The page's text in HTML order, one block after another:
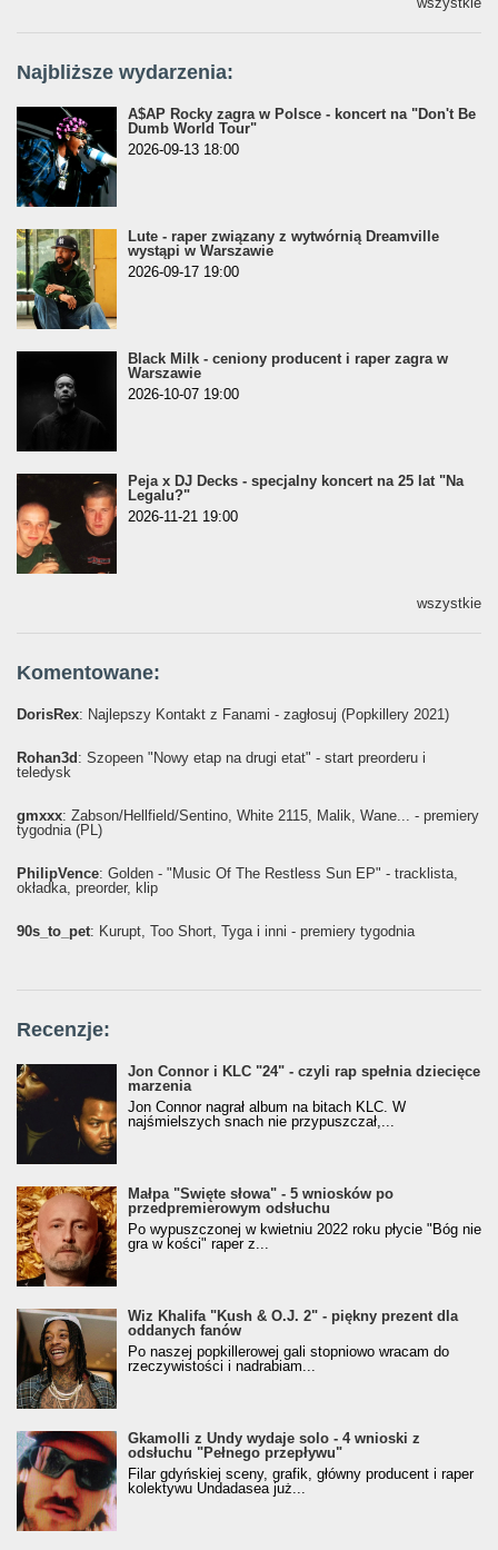
Najbliższe wydarzenia:
A$AP Rocky zagra w Polsce - koncert na "Don't Be
Dumb World Tour"
2026-09-13 18:00
Lute - raper związany z wytwórnią Dreamville
wystąpi w Warszawie
2026-09-17 19:00
Black Milk - ceniony producent i raper zagra w
Warszawie
2026-10-07 19:00
Peja x DJ Decks - specjalny koncert na 25 lat "Na
Legalu?"
2026-11-21 19:00
wszystkie
Komentowane:
DorisRex: Najlepszy Kontakt z Fanami - zagłosuj (Popkillery 2021)
Rohan3d: Szopeen "Nowy etap na drugi etat" - start preorderu i
teledysk
gmxxx: Żabson/Hellfield/Sentino, White 2115, Malik, Wane... - premiery
tygodnia (PL)
PhilipVence: Golden - "Music Of The Restless Sun EP" - tracklista,
okładka, preorder, klip
90s_to_pet: Kurupt, Too Short, Tyga i inni - premiery tygodnia
Recenzje:
Jon Connor i KLC "24" - czyli rap spełnia dziecięce
marzenia
Jon Connor nagrał album na bitach KLC. W
najśmielszych snach nie przypuszczał,...
Małpa "Święte słowa" - 5 wniosków po
przedpremierowym odsłuchu
Po wypuszczonej w kwietniu 2022 roku płycie "Bóg nie
gra w kości" raper z...
Wiz Khalifa "Kush & O.J. 2" - piękny prezent dla
oddanych fanów
Po naszej popkillerowej gali stopniowo wracam do
rzeczywistości i nadrabiam...
Gkamolli z Undy wydaje solo - 4 wnioski z
odsłuchu "Pełnego przepływu"
Filar gdyńskiej sceny, grafik, główny producent i raper
kolektywu Undadasea już...